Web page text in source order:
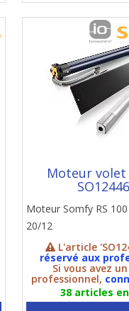
Moteur
Moteur Somfy RS
20/12
L'article
réservé aux
Si vous avez
professionnel,
38 articles